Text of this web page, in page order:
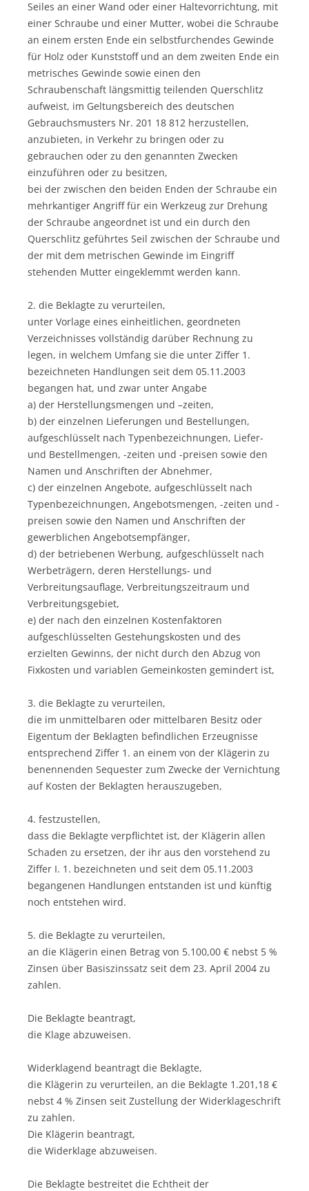
Seiles an einer Wand oder einer Haltevorrichtung, mit
einer Schraube und einer Mutter, wobei die Schraube
an einem ersten Ende ein selbstfurchendes Gewinde
für Holz oder Kunststoff und an dem zweiten Ende ein
metrisches Gewinde sowie einen den
Schraubenschaft längsmittig teilenden Querschlitz
aufweist, im Geltungsbereich des deutschen
Gebrauchsmusters Nr. 201 18 812 herzustellen,
anzubieten, in Verkehr zu bringen oder zu
gebrauchen oder zu den genannten Zwecken
einzuführen oder zu besitzen,
bei der zwischen den beiden Enden der Schraube ein
mehrkantiger Angriff für ein Werkzeug zur Drehung
der Schraube angeordnet ist und ein durch den
Querschlitz geführtes Seil zwischen der Schraube und
der mit dem metrischen Gewinde im Eingriff
stehenden Mutter eingeklemmt werden kann.
2. die Beklagte zu verurteilen,
unter Vorlage eines einheitlichen, geordneten
Verzeichnisses vollständig darüber Rechnung zu
legen, in welchem Umfang sie die unter Ziffer 1.
bezeichneten Handlungen seit dem 05.11.2003
begangen hat, und zwar unter Angabe
a) der Herstellungsmengen und –zeiten,
b) der einzelnen Lieferungen und Bestellungen,
aufgeschlüsselt nach Typenbezeichnungen, Liefer-
und Bestellmengen, -zeiten und -preisen sowie den
Namen und Anschriften der Abnehmer,
c) der einzelnen Angebote, aufgeschlüsselt nach
Typenbezeichnungen, Angebotsmengen, -zeiten und -
preisen sowie den Namen und Anschriften der
gewerblichen Angebotsempfänger,
d) der betriebenen Werbung, aufgeschlüsselt nach
Werbeträgern, deren Herstellungs- und
Verbreitungsauflage, Verbreitungszeitraum und
Verbreitungsgebiet,
e) der nach den einzelnen Kostenfaktoren
aufgeschlüsselten Gestehungskosten und des
erzielten Gewinns, der nicht durch den Abzug von
Fixkosten und variablen Gemeinkosten gemindert ist,
3. die Beklagte zu verurteilen,
die im unmittelbaren oder mittelbaren Besitz oder
Eigentum der Beklagten befindlichen Erzeugnisse
entsprechend Ziffer 1. an einem von der Klägerin zu
benennenden Sequester zum Zwecke der Vernichtung
auf Kosten der Beklagten herauszugeben,
4. festzustellen,
dass die Beklagte verpflichtet ist, der Klägerin allen
Schaden zu ersetzen, der ihr aus den vorstehend zu
Ziffer I. 1. bezeichneten und seit dem 05.11.2003
begangenen Handlungen entstanden ist und künftig
noch entstehen wird.
5. die Beklagte zu verurteilen,
an die Klägerin einen Betrag von 5.100,00 € nebst 5 %
Zinsen über Basiszinssatz seit dem 23. April 2004 zu
zahlen.
Die Beklagte beantragt,
die Klage abzuweisen.
Widerklagend beantragt die Beklagte,
die Klägerin zu verurteilen, an die Beklagte 1.201,18 €
nebst 4 % Zinsen seit Zustellung der Widerklageschrift
zu zahlen.
Die Klägerin beantragt,
die Widerklage abzuweisen.
Die Beklagte bestreitet die Echtheit der